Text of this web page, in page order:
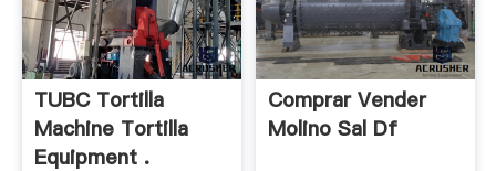
TUBC Tortilla
Machine Tortilla
Equipment .
Comprar Vender
Molino Sal Df